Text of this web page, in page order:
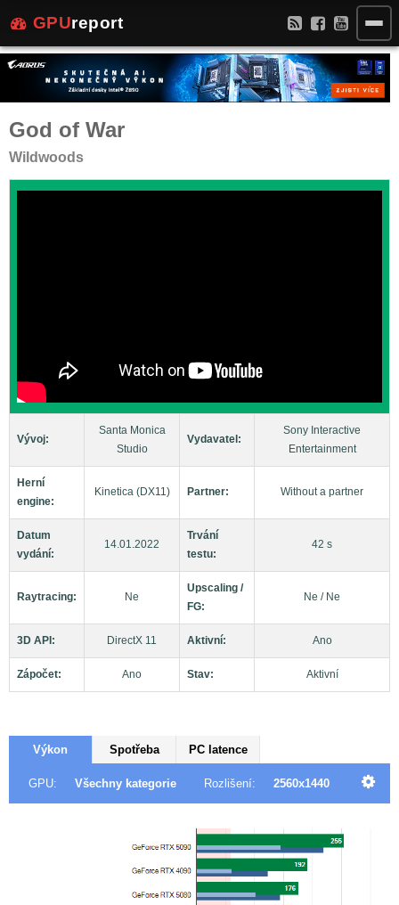
GPUreport
God of War
Wildwoods
Vývoj:
Santa Monica
Studio
Vydavatel:
Sony Interactive
Entertainment
Herní
engine:
Kinetica (DX11) Partner: Without a partner
Datum
vydání:
14.01.2022
Trvání
testu:
42 s
Raytracing: Ne
Upscaling /
FG:
Ne / Ne
3D API: DirectX 11 Aktivní: Ano
Zápočet: Ano Stav: Aktivní
Výkon Spotřeba PC latence
GPU: Všechny kategorie Rozlišení: 2560x1440